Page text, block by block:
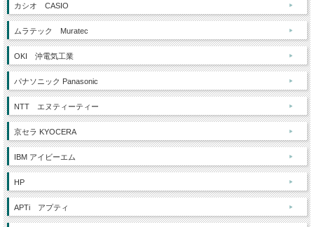
カシオ CASIO
ムラテック Muratec
OKI 沖電気工業
パナソニック Panasonic
NTT エヌティーティー
京セラ KYOCERA
IBM アイビーエム
HP
APTi アプティ